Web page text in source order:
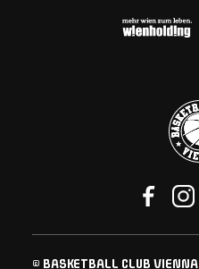
© BASKETBALL CLUB VIENNA